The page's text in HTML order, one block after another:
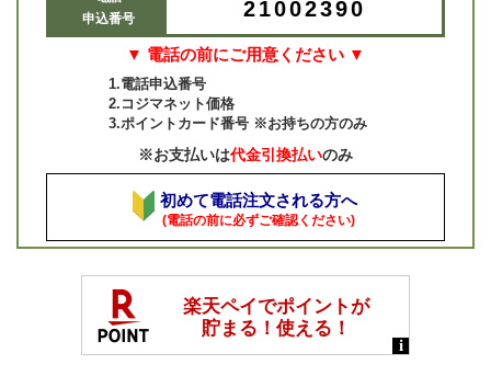
申込番号
21002390
▼ 電話の前にご用意ください ▼
1.電話申込番号
2.コジマネット価格
3.ポイントカード番号 ※お持ちの方のみ
※お支払いは代金引換払いのみ
初めて電話注文される方へ
(電話の前に必ずご確認ください)